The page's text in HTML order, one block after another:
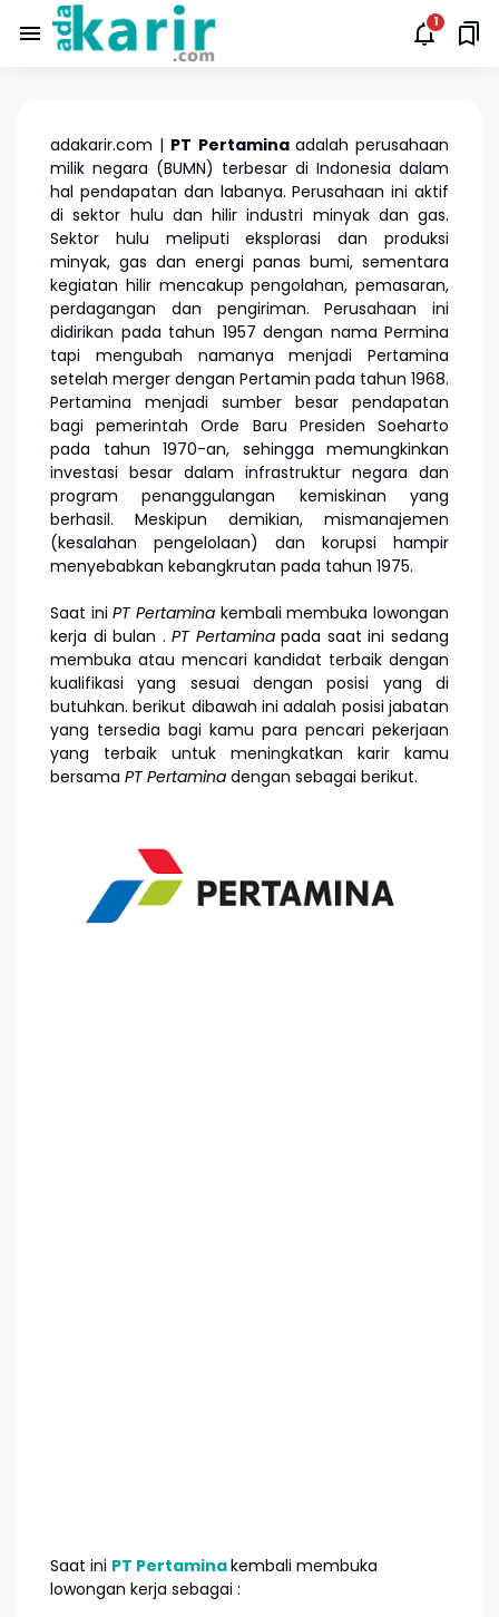
adakarir.com | PT Pertamina adalah perusahaan
milik negara (BUMN) terbesar di Indonesia dalam
hal pendapatan dan labanya. Perusahaan ini aktif
di sektor hulu dan hilir industri minyak dan gas.
Sektor hulu meliputi eksplorasi dan produksi
minyak, gas dan energi panas bumi, sementara
kegiatan hilir mencakup pengolahan, pemasaran,
perdagangan dan pengiriman. Perusahaan ini
didirikan pada tahun 1957 dengan nama Permina
tapi mengubah namanya menjadi Pertamina
setelah merger dengan Pertamin pada tahun 1968.
Pertamina menjadi sumber besar pendapatan
bagi pemerintah Orde Baru Presiden Soeharto
pada tahun 1970-an, sehingga memungkinkan
investasi besar dalam infrastruktur negara dan
program penanggulangan kemiskinan yang
berhasil. Meskipun demikian, mismanajemen
(kesalahan pengelolaan) dan korupsi hampir
menyebabkan kebangkrutan pada tahun 1975.
Saat iniPT Pertamina kembali membuka lowongan
kerja di bulan .PT Pertaminapada saat ini sedang
membuka atau mencari kandidat terbaik dengan
kualifikasi yang sesuai dengan posisi yang di
butuhkan. berikut dibawah ini adalah posisi jabatan
yang tersedia bagi kamu para pencari pekerjaan
yang terbaik untuk meningkatkan karir kamu
bersama PT Pertamina dengan sebagai berikut.
Saat ini PT Pertaminakembali membuka
lowongan kerja sebagai :